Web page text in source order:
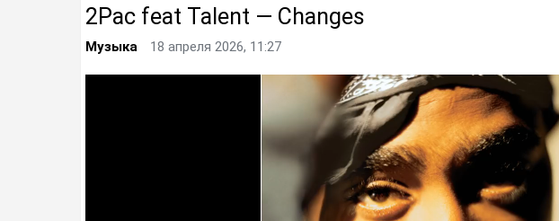
2Pac feat Talent — Changes
Музыка 18 апреля 2026, 11:27